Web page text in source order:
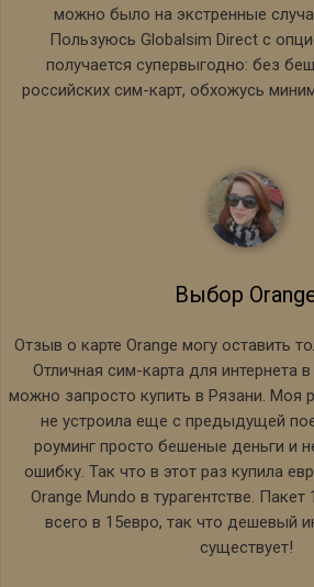
можно было на экстренные
Пользуюсь Globalsim Direct с
получается супервыгодно: без
российских сим-карт, обхожусь
Выбор
Отзыв о карте Orange могу оставить
Отличная сим-карта для интернета
можно запросто купить в Рязани. Моя
не устроила еще с предыдущей
роуминг просто бешеные деньги и
ошибку. Так что в этот раз купила
Orange Mundo в турагентстве.
всего в 15евро, так что дешевый
существует!